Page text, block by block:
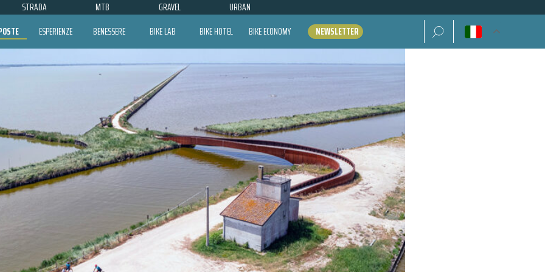
STRADA MTB GRAVEL URBAN
ESPERIENZE BENESSERE BIKE LAB BIKE HOTEL BIKE ECONOMY NEWSLETTER Ricerca per: